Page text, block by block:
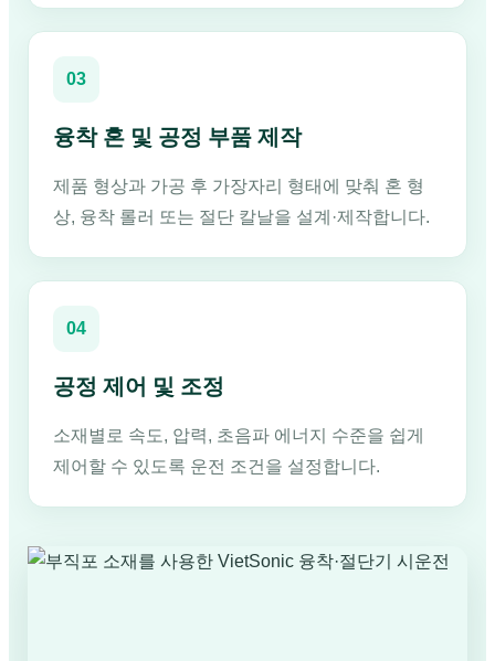
03
융착 혼 및 공정 부품 제작
제품 형상과 가공 후 가장자리 형태에 맞춰 혼 형
상, 융착 롤러 또는 절단 칼날을 설계·제작합니다.
04
공정 제어 및 조정
소재별로 속도, 압력, 초음파 에너지 수준을 쉽게
제어할 수 있도록 운전 조건을 설정합니다.